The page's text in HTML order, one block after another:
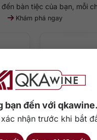
bạn đến với
nhận trước khi bắt
bàn tiệc của bạn, mỗi
Khám phá ngay